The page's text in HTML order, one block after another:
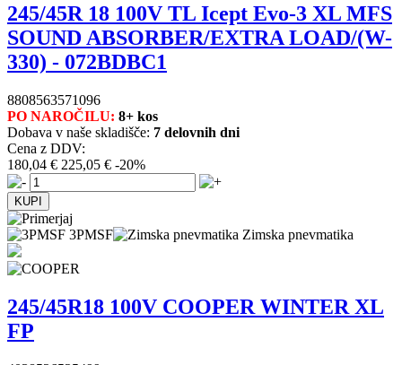
245/45R 18 100V TL Icept Evo-3 XL MFS
SOUND ABSORBER/EXTRA LOAD/(W-
330) - 072BDBC1
8808563571096
PO NAROČILU: 8+ kos
Dobava v naše skladišče: 7 delovnih dni
Cena z DDV:
180,04 € 225,05 € -20%
3PMSF Zimska pnevmatika
245/45R18 100V COOPER WINTER XL
FP